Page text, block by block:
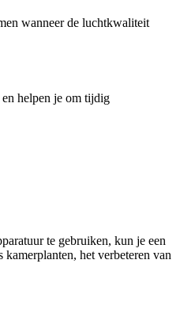
wanneer de luchtkwaliteit
helpen je om tijdig
te gebruiken, kun je een
het verbeteren van